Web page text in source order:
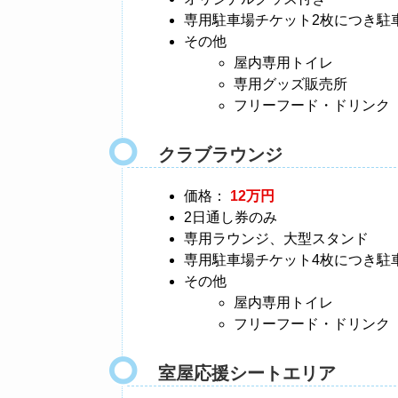
専用駐車場チケット2枚につき駐
その他
屋内専用トイレ
専用グッズ販売所
フリーフード・ドリンク
クラブラウンジ
価格： 12万円
2日通し券のみ
専用ラウンジ、大型スタンド
専用駐車場チケット4枚につき駐
その他
屋内専用トイレ
フリーフード・ドリンク
室屋応援シートエリア